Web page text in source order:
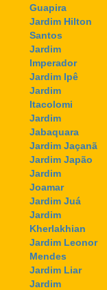
Guapira
Jardim Hilton
Santos
Jardim
Imperador
Jardim Ipê
Jardim
Itacolomi
Jardim
Jabaquara
Jardim Jaçanã
Jardim Japão
Jardim
Joamar
Jardim Juá
Jardim
Kherlakhian
Jardim Leonor
Mendes
Jardim Liar
Jardim